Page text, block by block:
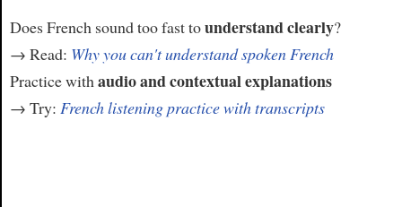
Does French sound too fast tounderstand clearly?
→ Read: Why you can't understand spoken French
Practice with audio and contextual explanations
→ Try: French listening practice with transcripts